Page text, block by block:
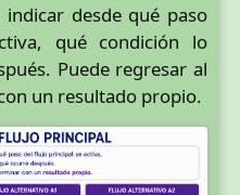
desde qué paso
qué condición lo
Puede regresar al
un resultado propio.